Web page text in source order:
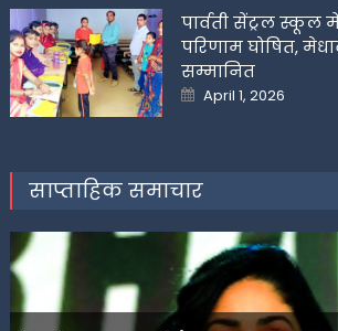
पार्वती सेंट्रल स्कूल में
परिणाम घोषित,
सम्मानित
Posted
on
April 1, 2026
साप्ताहिक समाचार